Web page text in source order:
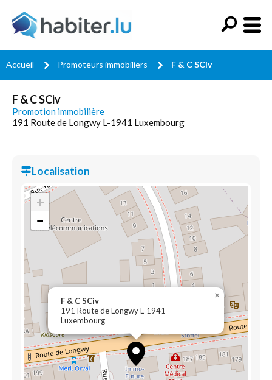
Accueil Promoteurs immobiliers F & C SCiv
F & C SCiv
Promotion immobilière
191 Route de Longwy L-1941 Luxembourg
Localisation
F & C SCiv
191 Route de Longwy L-1941
Luxembourg
×
+
−